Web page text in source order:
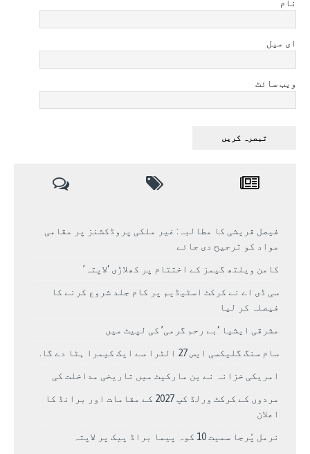
نام
ای میل
ویب سائٹ
فیصل قریشی کا مطالبہ: غیر ملکی پروڈکشنز پر مقامی
مواد کو ترجیح دی جائے
کامن ویلتھ گیمز کے اختتام پر کھلاڑی ‘لاپتہ’
سی ڈی اے نے کرکٹ اسٹیڈیم پر کام جلد شروع کرنے کا
فیصلہ کر لیا
مشرقی ایشیا ‘بے رحم گرمی’ کی لپیٹ میں
سام سنگ گلیکسی ایس 27 الٹرا سے ایک کیمرا ہٹا دے گا.
امریکی خزانہ نے ین مارکیٹ میں تاریخی مداخلت کی
مردوں کے کرکٹ ورلڈ کپ 2027 کے مقامات اور برانڈ کا
اعلان
نرمل پُرجا سمیت 10 کوہ پیما براڈ پیک پر لاپتہ